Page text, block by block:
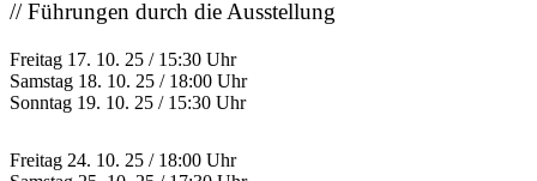
// Führungen durch die Ausstellung
Freitag 17. 10. 25 / 15:30 Uhr
Samstag 18. 10. 25 / 18:00 Uhr
Sonntag 19. 10. 25 / 15:30 Uhr
Freitag 24. 10. 25 / 18:00 Uhr